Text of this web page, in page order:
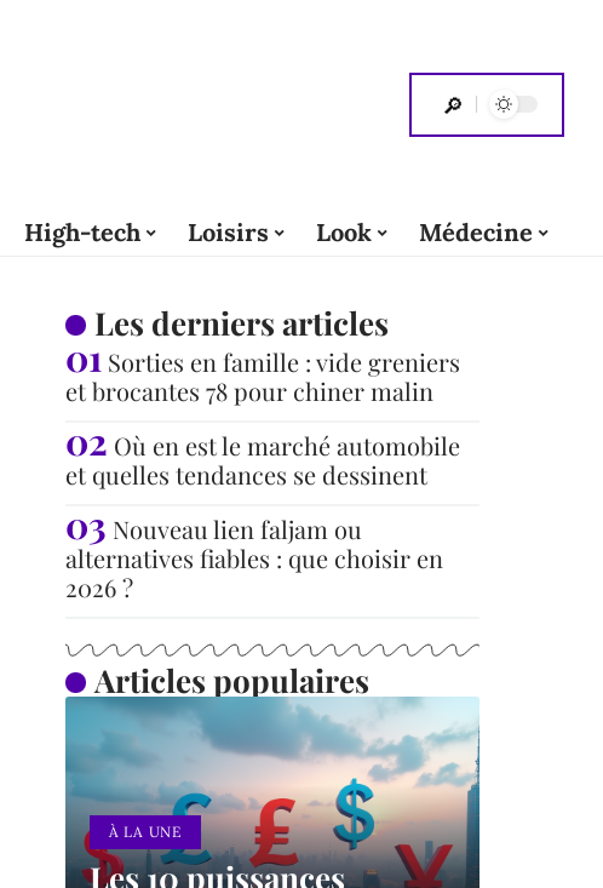
High-tech Loisirs Look Médecine
Les derniers articles
Sorties en famille : vide greniers
et brocantes 78 pour chiner malin
Où en est le marché automobile
et quelles tendances se dessinent
Nouveau lien faljam ou
alternatives fiables : que choisir en
2026 ?
Articles populaires
À LA UNE
Les 10 puissances